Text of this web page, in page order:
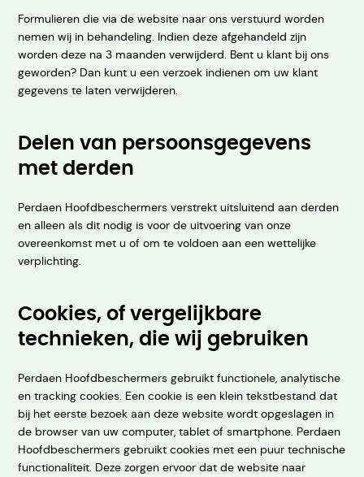
Formulieren die via de website naar ons verstuurd worden
nemen wij in behandeling. Indien deze afgehandeld zijn
worden deze na 3 maanden verwijderd. Bent u klant bij ons
geworden? Dan kunt u een verzoek indienen om uw klant
gegevens te laten verwijderen.
Delen van persoonsgegevens
met derden
Perdaen Hoofdbeschermers verstrekt uitsluitend aan derden
en alleen als dit nodig is voor de uitvoering van onze
overeenkomst met u of om te voldoen aan een wettelijke
verplichting.
Cookies, of vergelijkbare
technieken, die wij gebruiken
Perdaen Hoofdbeschermers gebruikt functionele, analytische
en tracking cookies. Een cookie is een klein tekstbestand dat
bij het eerste bezoek aan deze website wordt opgeslagen in
de browser van uw computer, tablet of smartphone. Perdaen
Hoofdbeschermers gebruikt cookies met een puur technische
functionaliteit. Deze zorgen ervoor dat de website naar